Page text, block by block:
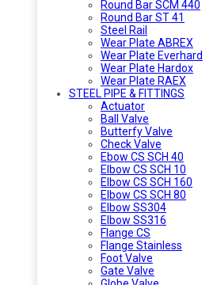
Round Bar SCM 440
Round Bar ST 41
Steel Rail
Wear Plate ABREX
Wear Plate Everhard
Wear Plate Hardox
Wear Plate RAEX
STEEL PIPE & FITTINGS
Actuator
Ball Valve
Butterfy Valve
Check Valve
Ebow CS SCH 40
Elbow CS SCH 10
Elbow CS SCH 160
Elbow CS SCH 80
Elbow SS304
Elbow SS316
Flange CS
Flange Stainless
Foot Valve
Gate Valve